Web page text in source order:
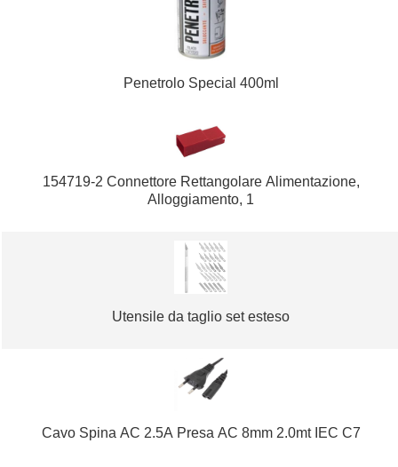
Penetrolo Special 400ml
154719-2 Connettore Rettangolare Alimentazione,
Alloggiamento, 1
Utensile da taglio set esteso
Cavo Spina AC 2.5A Presa AC 8mm 2.0mt IEC C7